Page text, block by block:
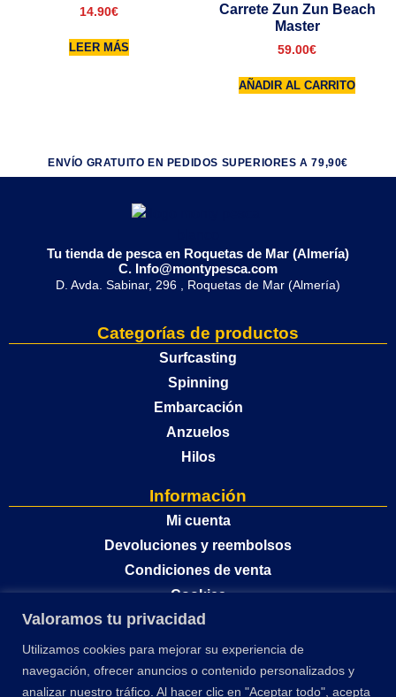
Valoramos tu privacidad
Utilizamos cookies para mejorar su experiencia de
navegación, ofrecer anuncios o contenido personalizados y
analizar nuestro tráfico. Al hacer clic en "Aceptar todo", acepta
14.90€
LEER MÁS
Carrete Zun Zun Beach
Master
59.00€
AÑADIR AL CARRITO
ENVÍO GRATUITO EN PEDIDOS SUPERIORES A 79,90€
Tu tienda de pesca en Roquetas de Mar (Almería)
C. Info@montypesca.com
D. Avda. Sabinar, 296 , Roquetas de Mar (Almería)
Categorías de productos
Surfcasting
Spinning
Embarcación
Anzuelos
Hilos
Información
Mi cuenta
Devoluciones y reembolsos
Condiciones de venta
Cookies
Política de privacidad